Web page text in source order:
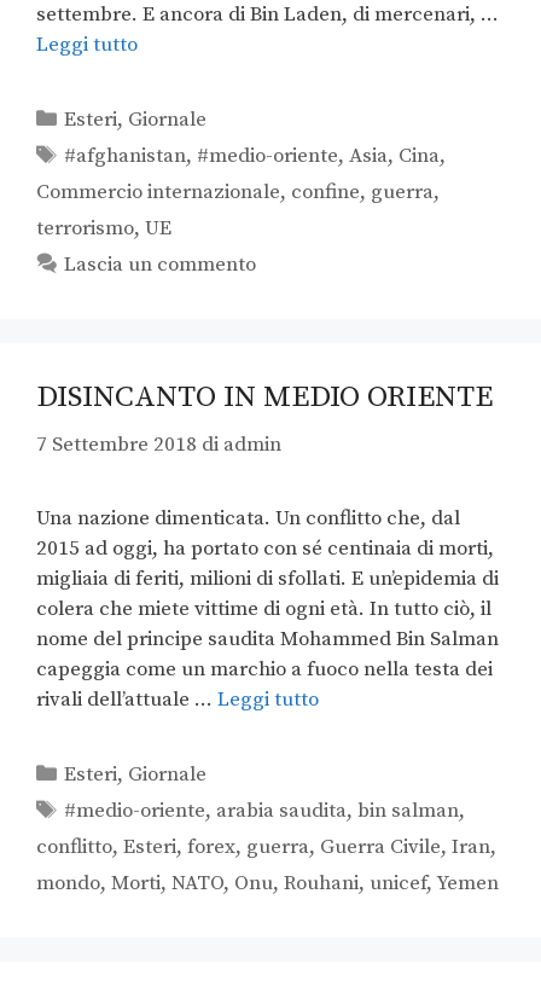
settembre. E ancora di Bin Laden, di mercenari, …
Leggi tutto
Esteri, Giornale
#afghanistan, #medio-oriente,Asia, Cina,
Commercio internazionale, confine, guerra,
terrorismo, UE
Lascia un commento
DISINCANTO IN MEDIO ORIENTE
7 Settembre 2018 di admin
Una nazione dimenticata. Un conflitto che, dal
2015 ad oggi, ha portato con sé centinaia di morti,
migliaia di feriti, milioni di sfollati. E un’epidemia di
colera che miete vittime di ogni età. In tutto ciò, il
nome del principe saudita Mohammed Bin Salman
capeggia come un marchio a fuoco nella testa dei
rivali dell’attuale … Leggi tutto
Esteri, Giornale
#medio-oriente, arabia saudita,bin salman,
conflitto, Esteri, forex, guerra, Guerra Civile, Iran,
mondo, Morti, NATO, Onu, Rouhani, unicef,Yemen